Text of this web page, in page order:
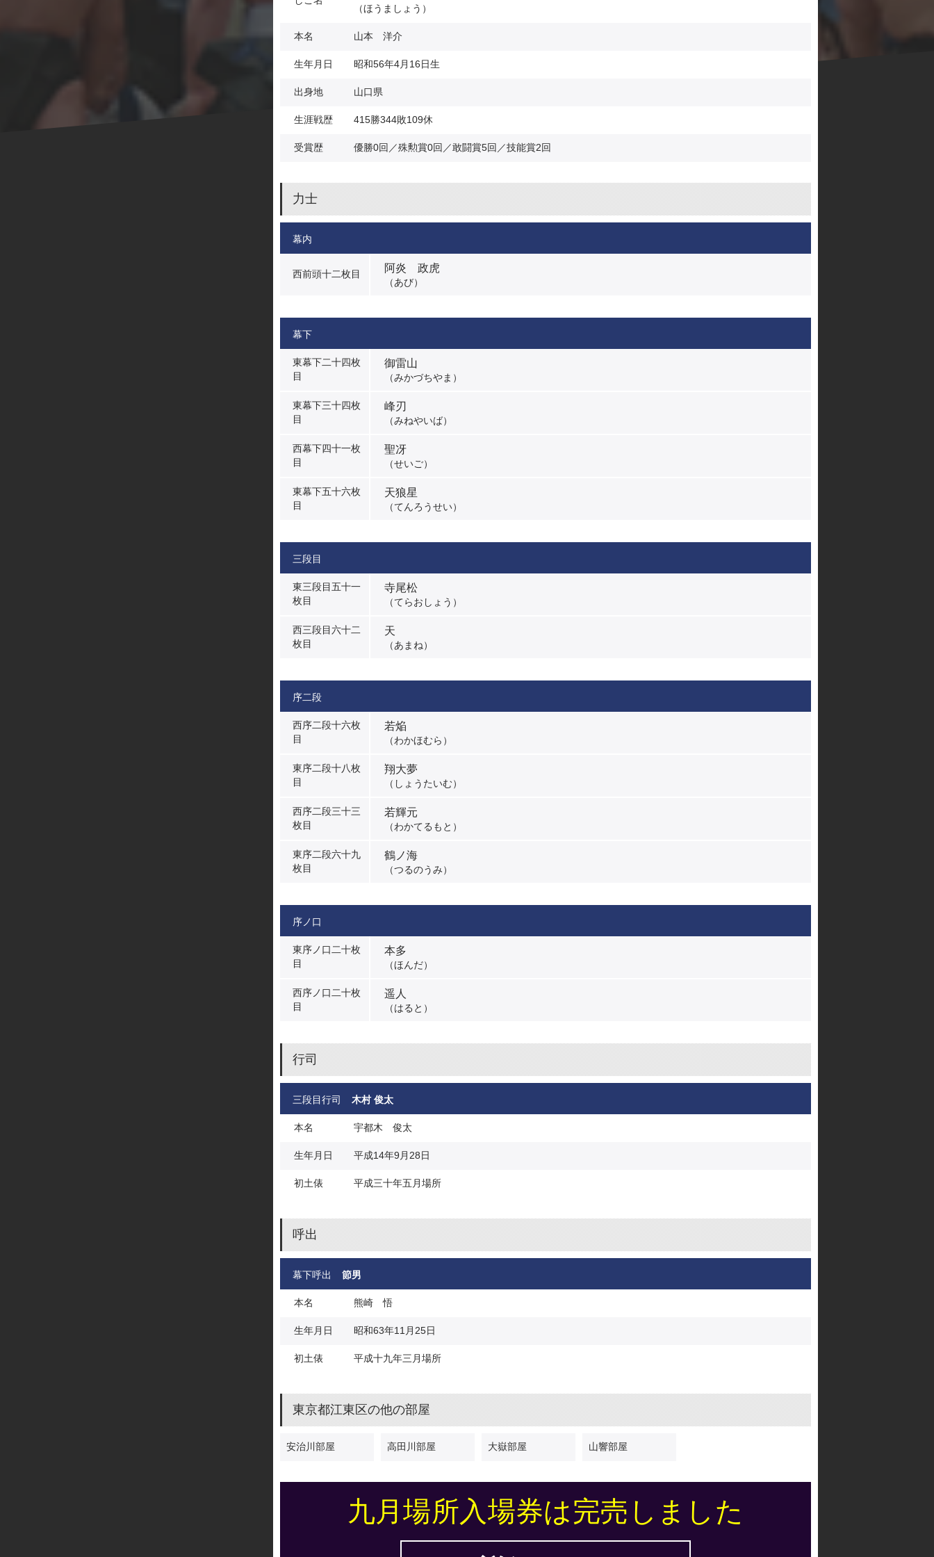
（ほうましょう）
本名 山本 洋介
生年月日 昭和56年4月16日生
出身地 山口県
生涯戦歴 415勝344敗109休
受賞歴 優勝0回／殊勲賞0回／敢闘賞5回／技能賞2回
力士
幕内
西前頭十二枚目 阿炎 政虎
（あび）
幕下
東幕下二十四枚
目
御雷山
（みかづちやま）
東幕下三十四枚
目
峰刃
（みねやいば）
西幕下四十一枚
目
聖冴
（せいご）
東幕下五十六枚
目
天狼星
（てんろうせい）
三段目
東三段目五十一
枚目
寺尾松
（てらおしょう）
西三段目六十二
枚目
天
（あまね）
序二段
西序二段十六枚
目
若焔
（わかほむら）
東序二段十八枚
目
翔大夢
（しょうたいむ）
西序二段三十三
枚目
若輝元
（わかてるもと）
東序二段六十九
枚目
鶴ノ海
（つるのうみ）
序ノ口
東序ノ口二十枚
目
本多
（ほんだ）
西序ノ口二十枚
目
遥人
（はると）
行司
三段目行司 木村 俊太
本名 宇都木 俊太
生年月日 平成14年9月28日
初土俵 平成三十年五月場所
呼出
幕下呼出 節男
本名 熊崎 悟
生年月日 昭和63年11月25日
初土俵 平成十九年三月場所
東京都江東区の他の部屋
安治川部屋 高田川部屋 大嶽部屋 山響部屋
九月場所入場券は完売しました